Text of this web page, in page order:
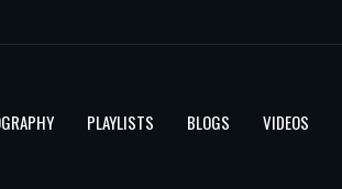
PLAYLISTS BLOGS VIDEOS